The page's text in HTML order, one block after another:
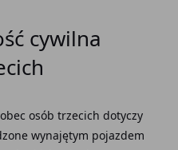
cywilna
osób trzecich dotyczy
wynajętym pojazdem